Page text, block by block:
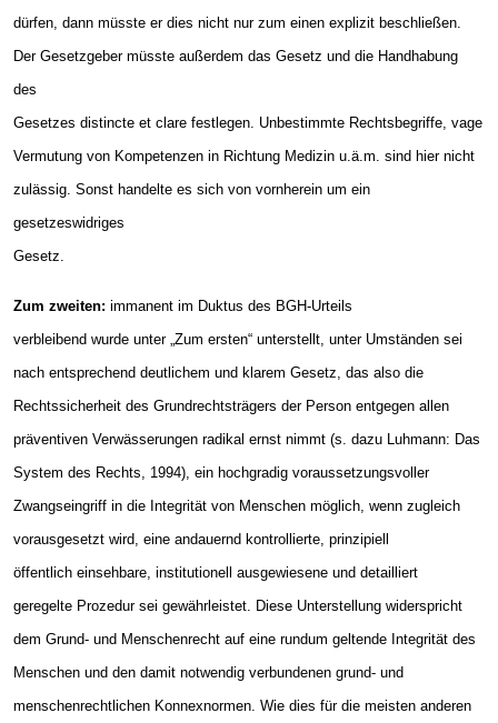
dürfen, dann müsste er dies nicht nur zum einen explizit beschließen.
Der Gesetzgeber müsste außerdem das Gesetz und die Handhabung
des
Gesetzes distincte et clare festlegen. Unbestimmte Rechtsbegriffe, vage
Vermutung von Kompetenzen in Richtung Medizin u.ä.m. sind hier nicht
zulässig. Sonst handelte es sich von vornherein um ein
gesetzeswidriges
Gesetz.
Zum zweiten: immanent im Duktus des BGH-Urteils
verbleibend wurde unter „Zum ersten“ unterstellt, unter Umständen sei
nach entsprechend deutlichem und klarem Gesetz, das also die
Rechtssicherheit des Grundrechtsträgers der Person entgegen allen
präventiven Verwässerungen radikal ernst nimmt (s. dazu Luhmann: Das
System des Rechts, 1994), ein hochgradig voraussetzungsvoller
Zwangseingriff in die Integrität von Menschen möglich, wenn zugleich
vorausgesetzt wird, eine andauernd kontrollierte, prinzipiell
öffentlich einsehbare, institutionell ausgewiesene und detailliert
geregelte Prozedur sei gewährleistet. Diese Unterstellung widerspricht
dem Grund- und Menschenrecht auf eine rundum geltende Integrität des
Menschen und den damit notwendig verbundenen grund- und
menschenrechtlichen Konnexnormen. Wie dies für die meisten anderen